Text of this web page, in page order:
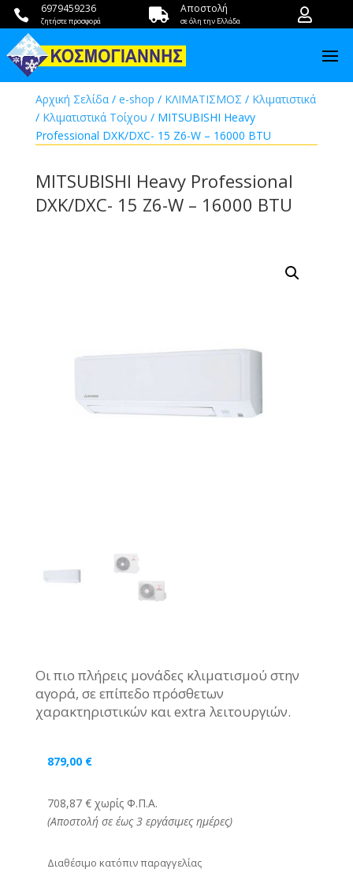
 6979459236
ζητήστε προσφορά  Αποστολή
σε όλη την Ελλάδα 
Αρχική Σελίδα/ e-shop / ΚΛΙΜΑΤΙΣΜΟΣ / Κλιματιστικά
/ Κλιματιστικά Τοίχου / MITSUBISHI Heavy
Professional DXK/DXC- 15 Z6-W – 16000 BTU
MITSUBISHI Heavy Professional
DXK/DXC- 15 Z6-W – 16000 BTU
Οι πιο πλήρεις μονάδες κλιματισμού στην
αγορά, σε επίπεδο πρόσθετων
χαρακτηριστικών και extra λειτουργιών.
879,00 €
708,87 € χωρίς Φ.Π.Α.
(Αποστολή σε έως 3 εργάσιμες ημέρες)
Διαθέσιμο κατόπιν παραγγελίας